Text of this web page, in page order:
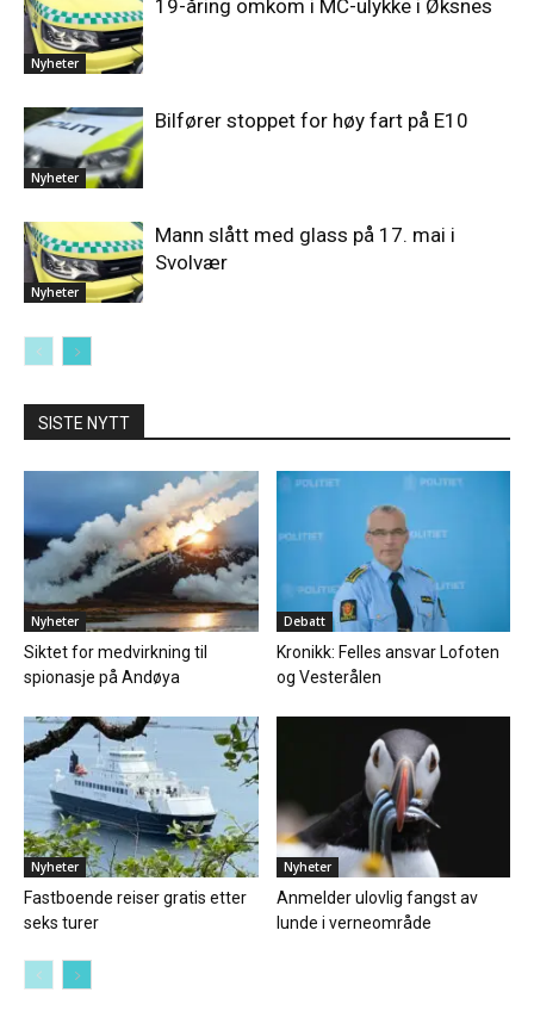
Nyheter
19-åring omkom i MC-ulykke i Øksnes
Nyheter
Bilfører stoppet for høy fart på E10
Nyheter
Mann slått med glass på 17. mai i
Svolvær
SISTE NYTT
Nyheter
Siktet for medvirkning til
spionasje på Andøya
Debatt
Kronikk: Felles ansvar Lofoten
og Vesterålen
Nyheter
Fastboende reiser gratis etter
seks turer
Nyheter
Anmelder ulovlig fangst av
lunde i verneområde